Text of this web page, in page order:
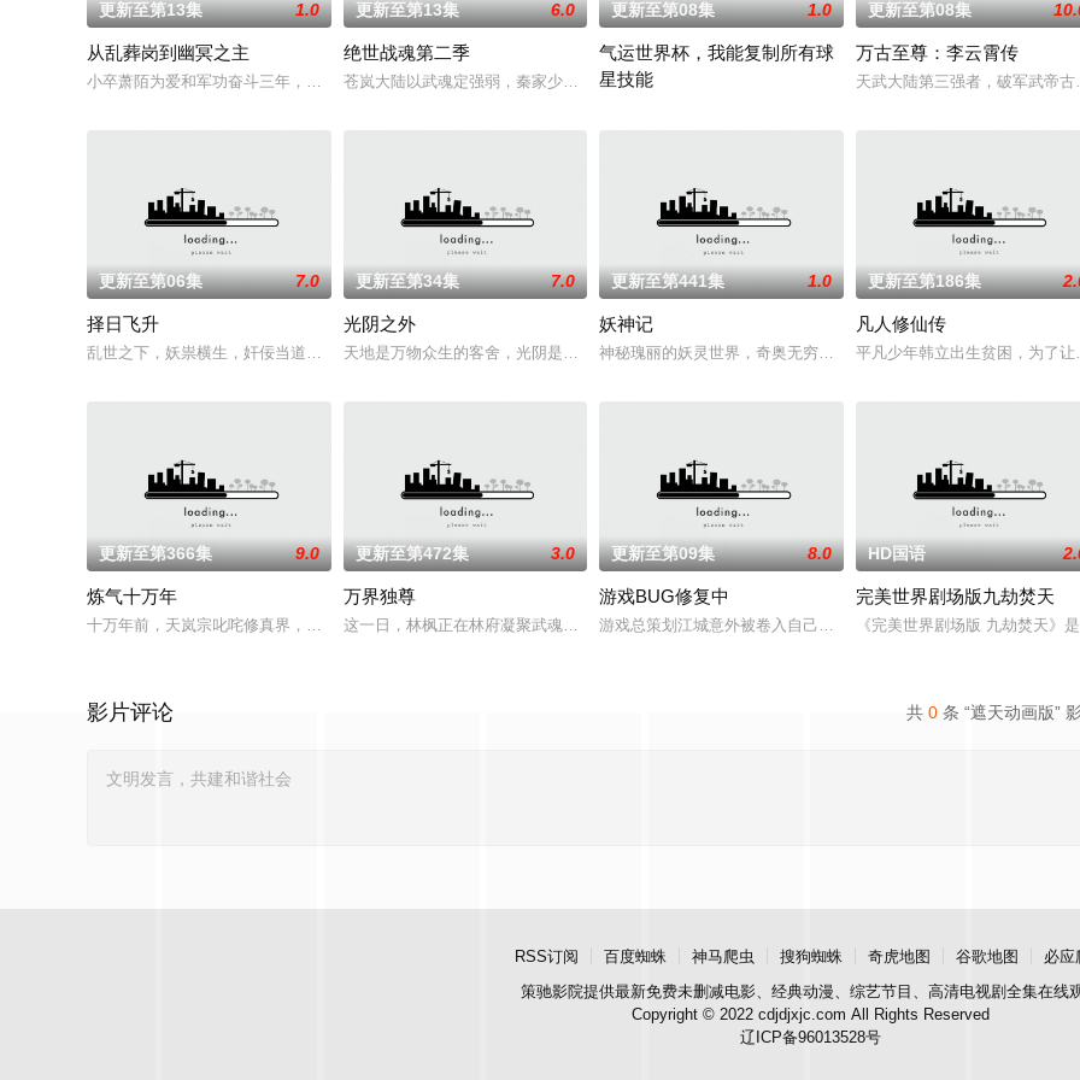
更新至第13集 1.0
从乱葬岗到幽冥之主
小卒萧陌为爱和军功奋斗三年，却被恋人柳莺儿与将军之子赵昊联手背叛，残忍杀害后抛尸乱葬岗。濒死之际，他唤醒
更新至第13集 6.0
绝世战魂第二季
苍岚大陆以武魂定强弱，秦家少主秦南本是废魂之身，受尽冷眼。机缘之下，他觉醒太古战神之魂，从此逆
更新至第08集 1.0
气运世界杯，我能复制所有球
星技能
更新至第08集
万古至尊：李云霄传
天武大陆第三强者，破军武帝
更新至第06集 7.0
择日飞升
乱世之下，妖祟横生，奸佞当道。又值幽界入侵，人、幽两界势力荼毒人间，捕蛇者许应因看不惯为幽界卖命的草头神
更新至第34集 7.0
光阴之外
天地是万物众生的客舍，光阴是古往今来的过客。苍天残面张开诡异之眼，所视之处生灵涂炭，化为永恒的
更新至第441集 1.0
妖神记
神秘瑰丽的妖灵世界，奇奥无穷的时空妖灵之书，聂离追寻着世界真
更新至第186集
凡人修仙传
平凡少年韩立出生贫困，为了
更新至第366集 9.0
炼气十万年
十万年前，天岚宗叱咤修真界，宗内弟子皆是天骄，所向披靡。唯独开山弟子徐阳一直是炼气期，为突破修为早日飞升
更新至第472集 3.0
万界独尊
这一日，林枫正在林府凝聚武魂，不想，他才刚将剑武魂修炼成雏形，未婚妻姬漫夭就趁机夺走了他的武魂
更新至第09集 8.0
游戏BUG修复中
游戏总策划江城意外被卷入自己设计的《诸神黄昏》游戏世界，与觉
HD国语
完美世界剧场版九劫焚天
《完美世界剧场版 九劫焚天》
共 0 条 “遮天动画版”
影片评论
RSS订阅 百度蜘蛛 神马爬虫 搜狗蜘蛛 奇虎地图 谷歌地图
必应
策驰影院提供最新免费未删减电影、经典动漫、综艺节目、高清电视剧全集在线
Copyright © 2022 cdjdjxjc.com All Rights Reserved
辽ICP备96013528号